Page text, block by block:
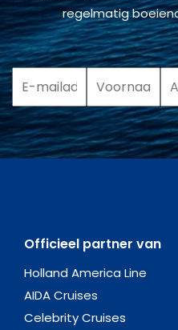
regelmatig
Officieel partner van
Holland America Line
AIDA Cruises
Celebrity Cruises